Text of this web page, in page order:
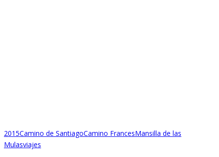
2015Camino de SantiagoCamino FrancesMansilla de las
Mulasviajes